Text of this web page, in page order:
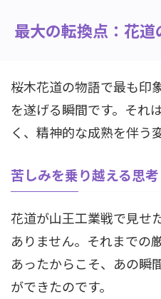
最大の転換点：花
桜木花道の物語で最も印
を遂げる瞬間です。それ
く、精神的な成熟を伴う
苦しみを乗り越える思
花道が山王工業戦で見せ
ありません。それまでの
あったからこそ、あの瞬
ができたのです。